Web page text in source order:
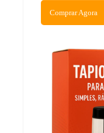
Comprar Agora